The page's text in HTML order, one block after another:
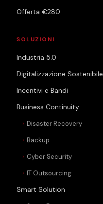
Offerta €280
SOLUZIONI
Industria 5.0
Digitalizzazione Sostenibile
Incentivi e Bandi
Business Continuity
Disaster Recovery
Backup
Cyber Security
IT Outsourcing
Smart Solution